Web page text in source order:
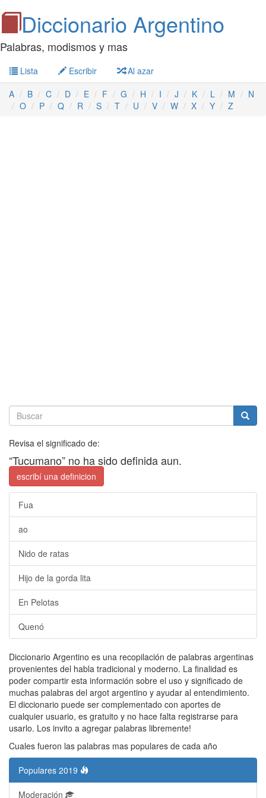
Diccionario Argentino
Palabras, modismos y mas
Lista Escribir
Al azar
A
B C D E F G H I J K L M
N
O
P Q R S T U V W X Y Z
Revisa el significado de:
“Tucumano” no ha sido definida aun.
escribí una definicion
Fua
ao
Nido de ratas
Hijo de la gorda lita
En Pelotas
Quenó
Diccionario Argentino es una recopilación de palabras argentinas
provenientes del habla tradicional y moderno. La finalidad es
poder compartir esta información sobre el uso y significado de
muchas palabras del argot argentino y ayudar al entendimiento.
El diccionario puede ser complementado con aportes de
cualquier usuario, es gratuito y no hace falta registrarse para
usarlo. Los invito a agregar palabras libremente!
Cuales fueron las palabras mas populares de cada año
Populares 2019
Moderación